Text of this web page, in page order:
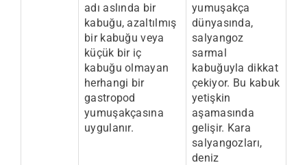
adı aslında bir
kabuğu, azaltılmış
bir kabuğu veya
küçük bir iç
kabuğu olmayan
herhangi bir
gastropod
yumuşakçasına
uygulanır.
yumuşakça
dünyasında,
salyangoz
sarmal
kabuğuyla dikkat
çekiyor. Bu kabuk
yetişkin
aşamasında
gelişir. Kara
salyangozları,
deniz